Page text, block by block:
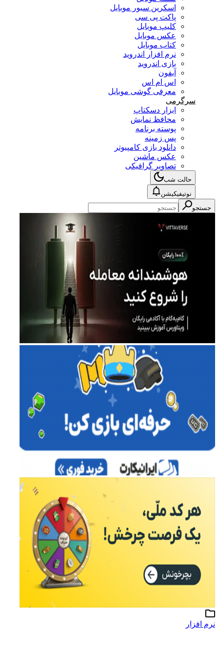
اسکرین سیور موبایل
پاکت پی سی
کلیپ موبایل
عکس موبایل
کتاب موبایل
نرم افزار اندروید
بازی اندروید
آیفون
اس ام اس
معرفی گوشی موبایل
سرگرمی
ابزار دسکتاپ
محافظ نمایش
پوسته برنامه
پس زمینه
دانلود بازی کامپیوتر
عکس ماشین
تصاویر گرافیکی
حالت شب
نوتیفیکیشن
جستجو
نرم افزار